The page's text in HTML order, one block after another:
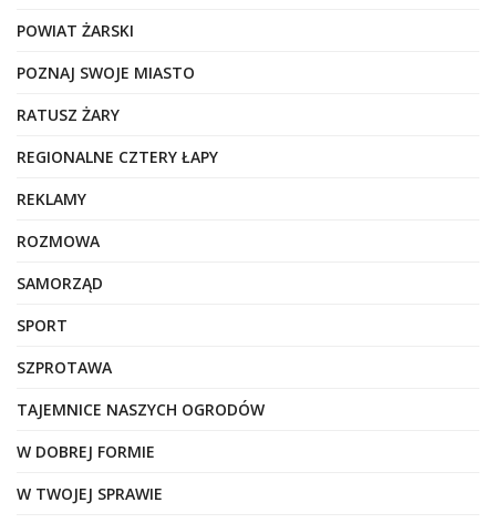
POWIAT ŻARSKI
POZNAJ SWOJE MIASTO
RATUSZ ŻARY
REGIONALNE CZTERY ŁAPY
REKLAMY
ROZMOWA
SAMORZĄD
SPORT
SZPROTAWA
TAJEMNICE NASZYCH OGRODÓW
W DOBREJ FORMIE
W TWOJEJ SPRAWIE